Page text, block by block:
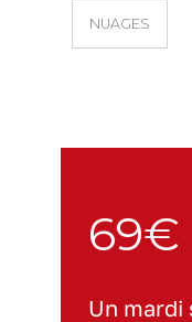
NUAGES
69€
Un mardi